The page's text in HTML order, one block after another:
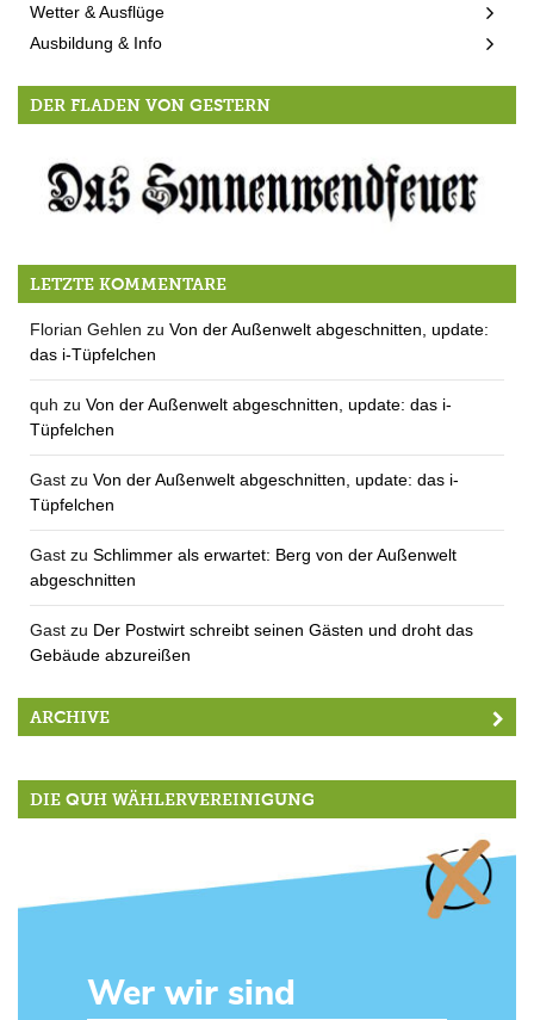
Wetter & Ausflüge
Ausbildung & Info
DER FLADEN VON GESTERN
Regen statt Feuer
LETZTE KOMMENTARE
Florian Gehlen zu Von der Außenwelt abgeschnitten, update:
das i-Tüpfelchen
quh zu Von der Außenwelt abgeschnitten, update: das i-
Tüpfelchen
Gast zu Von der Außenwelt abgeschnitten, update: das i-
Tüpfelchen
Gast zu Schlimmer als erwartet: Berg von der Außenwelt
abgeschnitten
Gast zu Der Postwirt schreibt seinen Gästen und droht das
Gebäude abzureißen
ARCHIVE
DIE QUH WÄHLERVEREINIGUNG
Wer wir sind